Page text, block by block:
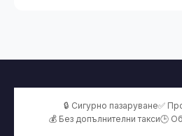
🔒 Сигурно пазаруване✅
💰 Без допълнителни такси🕒